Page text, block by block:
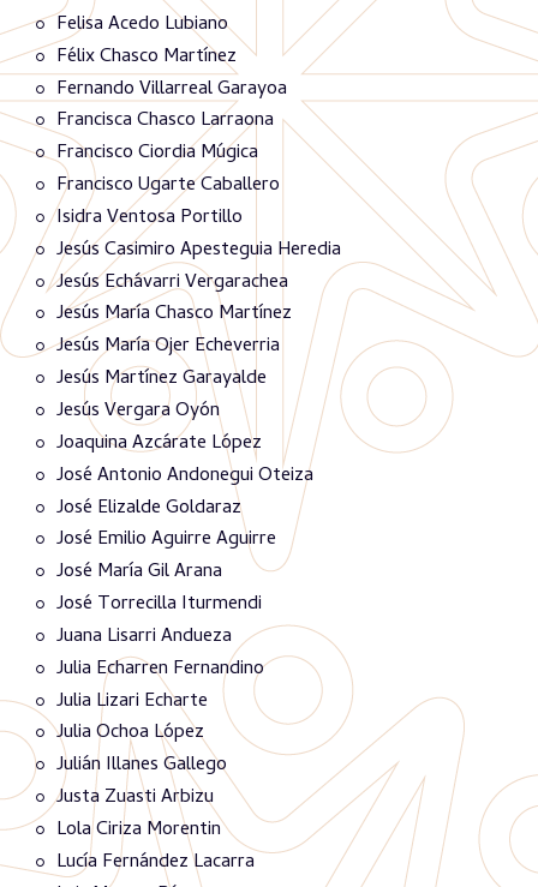
Felisa Acedo Lubiano
Félix Chasco Martínez
Fernando Villarreal Garayoa
Francisca Chasco Larraona
Francisco Ciordia Múgica
Francisco Ugarte Caballero
Isidra Ventosa Portillo
Jesús Casimiro Apesteguia Heredia
Jesús Echávarri Vergarachea
Jesús María Chasco Martínez
Jesús María Ojer Echeverria
Jesús Martínez Garayalde
Jesús Vergara Oyón
Joaquina Azcárate López
José Antonio Andonegui Oteiza
José Elizalde Goldaraz
José Emilio Aguirre Aguirre
José María Gil Arana
José Torrecilla Iturmendi
Juana Lisarri Andueza
Julia Echarren Fernandino
Julia Lizari Echarte
Julia Ochoa López
Julián Illanes Gallego
Justa Zuasti Arbizu
Lola Ciriza Morentin
Lucía Fernández Lacarra